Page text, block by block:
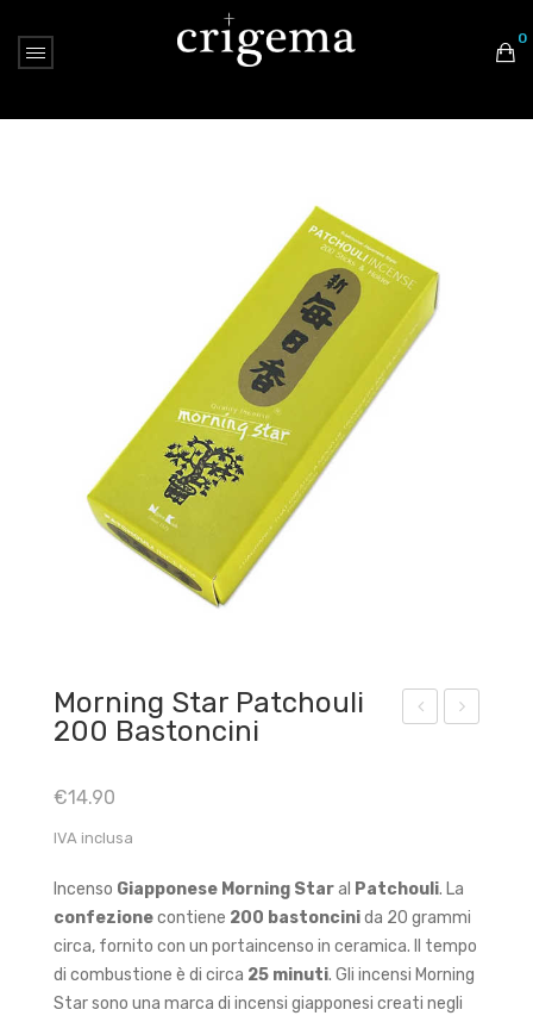
0
Nessun prodotto nel carrello.
San
to
200
ia
Bia
nca
200
Morning Star Patchouli
200 Bastoncini
€14.90
IVA inclusa
Incenso Giapponese Morning Staral Patchouli. La
confezionecontiene 200 bastoncinida 20 grammi
circa, fornito con un portaincenso in ceramica. Il tempo
di combustione è di circa 25 minuti. Gli incensi Morning
Star sono una marca di incensi giapponesi creati negli